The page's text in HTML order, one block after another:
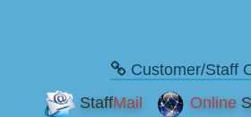
Customer/Staff
StaffMail Online